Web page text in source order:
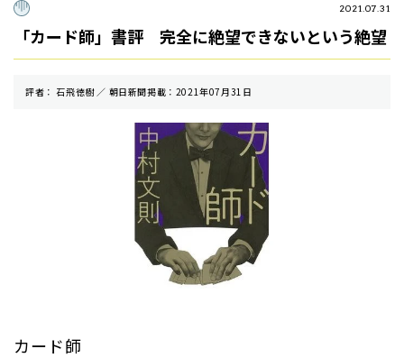
2021.07.31
「カード師」書評 完全に絶望できないという絶望
評者： 石飛徳樹 ／ 朝⽇新聞掲載：2021年07月31日
カード師